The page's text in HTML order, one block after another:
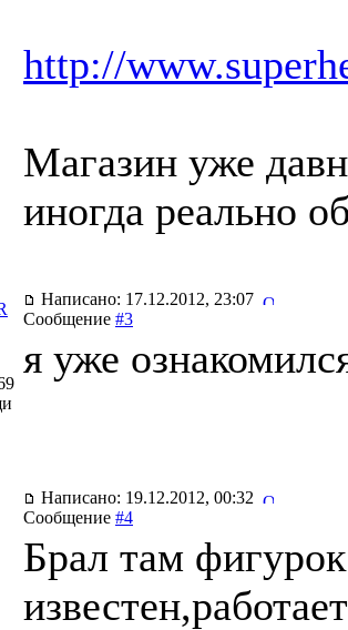
http://
Магазин уже
иногда реально
Написано: 17.12.2012, 23:07
Сообщение #3
я уже
Написано: 19.12.2012, 00:32
Сообщение #4
Брал там